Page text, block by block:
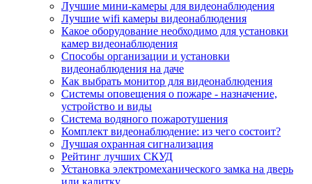
Лучшие мини-камеры для видеонаблюдения
Лучшие wifi камеры видеонаблюдения
Какое оборудование необходимо для установки
камер видеонаблюдения
Способы организации и установки
видеонаблюдения на даче
Как выбрать монитор для видеонаблюдения
Системы оповещения о пожаре - назначение,
устройство и виды
Система водяного пожаротушения
Комплект видеонаблюдение: из чего состоит?
Лучшая охранная сигнализация
Рейтинг лучших СКУД
Установка электромеханического замка на дверь
или калитку